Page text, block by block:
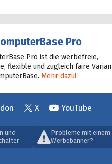
Pro
Pro ist die werbefreie,
flexible und zugleich faire
Mehr dazu!
X YouTube
und
Probleme mit einem
Werbebanner?